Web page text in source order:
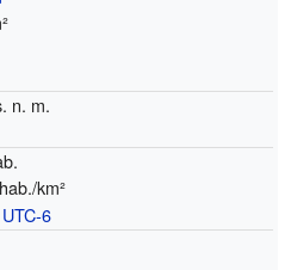
n. m.
km²
UTC-6